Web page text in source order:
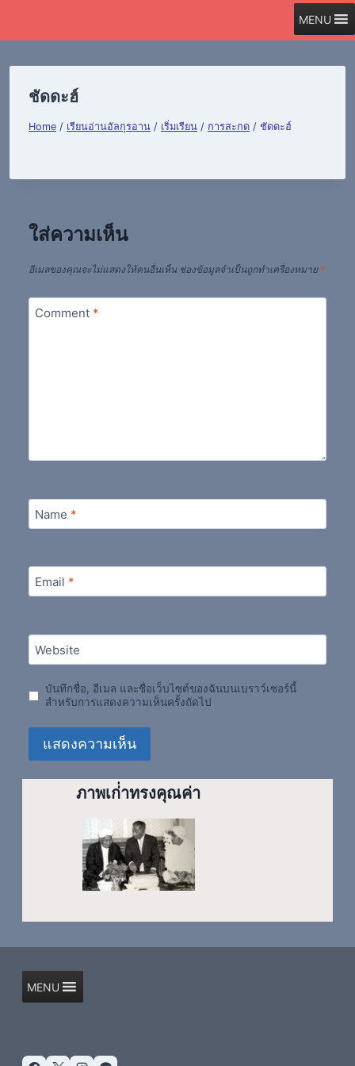
MENU
ชัดดะฮ์
Home / เรียนอ่านอัลกุรอาน / เริ่มเรียน / การสะกด / ชัดดะฮ์
ใส่ความเห็น
อีเมลของคุณจะไม่แสดงให้คนอื่นเห็น ช่องข้อมูลจำเป็นถูกทำเครื่องหมาย *
Comment *
Name *
Email *
Website
บันทึกชื่อ, อีเมล และชื่อเว็บไซต์ของฉันบนเบราว์เซอร์นี้
สำหรับการแสดงความเห็นครั้งถัดไป
ภาพเก่่าทรงคุณค่า
MENU